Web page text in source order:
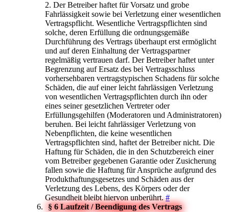
2. Der Betreiber haftet für Vorsatz und grobe
Fahrlässigkeit sowie bei Verletzung einer wesentlichen
Vertragspflicht. Wesentliche Vertragspflichten sind
solche, deren Erfüllung die ordnungsgemäße
Durchführung des Vertrags überhaupt erst ermöglicht
und auf deren Einhaltung der Vertragspartner
regelmäßig vertrauen darf. Der Betreiber haftet unter
Begrenzung auf Ersatz des bei Vertragsschluss
vorhersehbaren vertragstypischen Schadens für solche
Schäden, die auf einer leicht fahrlässigen Verletzung
von wesentlichen Vertragspflichten durch ihn oder
eines seiner gesetzlichen Vertreter oder
Erfüllungsgehilfen (Moderatoren und Administratoren)
beruhen. Bei leicht fahrlässiger Verletzung von
Nebenpflichten, die keine wesentlichen
Vertragspflichten sind, haftet der Betreiber nicht. Die
Haftung für Schäden, die in den Schutzbereich einer
vom Betreiber gegebenen Garantie oder Zusicherung
fallen sowie die Haftung für Ansprüche aufgrund des
Produkthaftungsgesetzes und Schäden aus der
Verletzung des Lebens, des Körpers oder der
Gesundheit bleibt hiervon unberührt.#
§ 6 Laufzeit / Beendigung des Vertrags